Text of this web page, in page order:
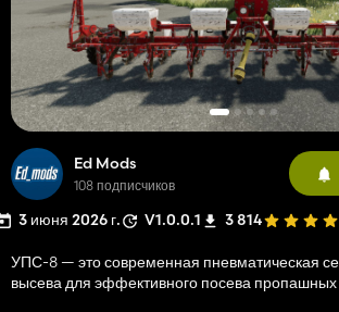
Ed Mods
108 подписчиков
3 июня 2026 г. V1.0.0.1 3 814
УПС-8 — это современная пневматическая
высева для эффективного посева пропашных